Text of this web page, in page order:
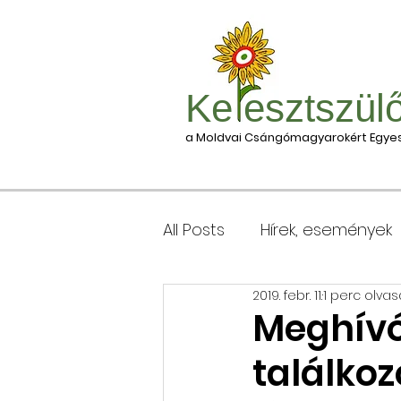
Ke
a Moldvai Csángómagyarokért
All Posts Hírek, események
Csomagleadás, érkezése
Keresztgyerekek levélcíme
2019. febr. 11.1 perc